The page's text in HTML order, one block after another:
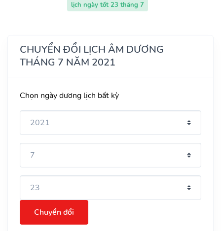
lịch ngày tốt 23 tháng 7
CHUYỂN ĐỔI LỊCH ÂM DƯƠNG
THÁNG 7 NĂM 2021
Chọn ngày dương lịch bất kỳ
Chuyển đổi